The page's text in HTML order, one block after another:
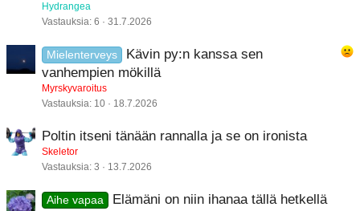
Hydrangea
Vastauksia 6 31.7.2026
Mielenterveys
Kävin py:n kanssa sen
vanhempien mökillä
Myrskyvaroitus
Vastauksia 10 18.7.2026
Poltin itseni tänään rannalla ja se on ironista
Skeletor
Vastauksia 3 13.7.2026
Aihe vapaa Elämäni on niin ihanaa tällä hetkellä